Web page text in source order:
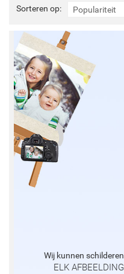
Sorteren op: Populariteit
Sorteren
op:
Wij kunnen schilderen
ELK AFBEELDING